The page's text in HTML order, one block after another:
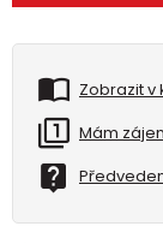
Zobrazit v
Mám